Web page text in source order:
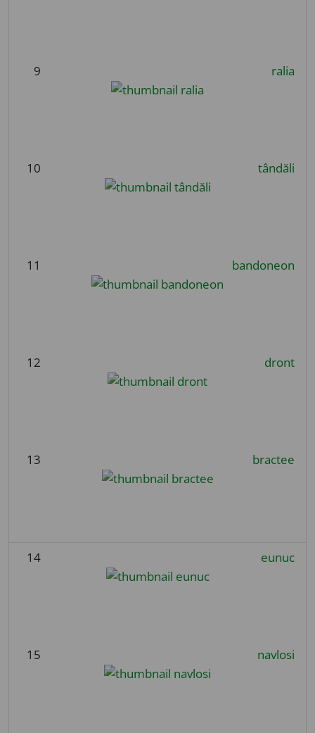
9 ralia
10 tândăli
11 bandoneon
12 dront
13 bractee
14 eunuc
15 navlosi